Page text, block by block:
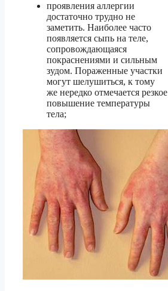
проявления аллергии
достаточно трудно не
заметить. Наиболее часто
появляется сыпь на теле,
сопровождающаяся
покраснениями и сильным
зудом. Пораженные участки
могут шелушиться, к тому
же нередко отмечается резкое
повышение температуры
тела;